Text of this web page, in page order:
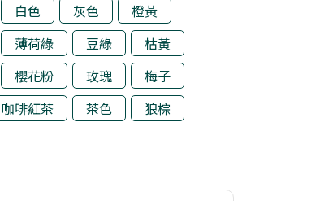
白色 灰色
橙黃
薄荷綠 豆綠
枯黃
櫻花粉 玫瑰
梅子
咖啡紅茶 茶色
狼棕